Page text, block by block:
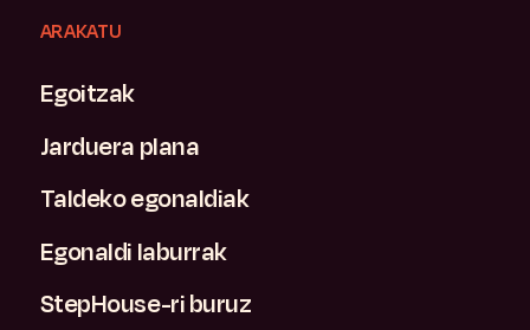
ARAKATU
Egoitzak
Jarduera plana
Taldeko egonaldiak
Egonaldi laburrak
StepHouse-ri buruz